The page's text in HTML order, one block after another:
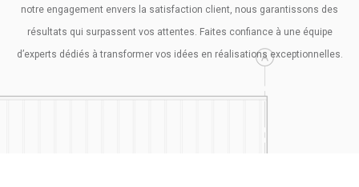
notre engagement envers la satisfaction client, nous garantissons des
résultats qui surpassent vos attentes. Faites confiance à une équipe
d’experts dédiés à transformer vos idées en réalisations exceptionnelles.